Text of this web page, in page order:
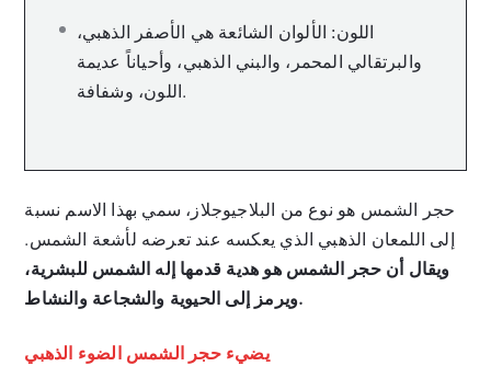
اللون: الألوان الشائعة هي الأصفر الذهبي،
والبرتقالي المحمر، والبني الذهبي، وأحياناً عديمة
اللون، وشفافة.
حجر الشمس هو نوع من البلاجيوجلاز، سمي بهذا الاسم نسبة
إلى اللمعان الذهبي الذي يعكسه عند تعرضه لأشعة الشمس.
ويقال أن حجر الشمس هو هدية قدمها إله الشمس للبشرية،
ويرمز إلى الحيوية والشجاعة والنشاط.
يضيء حجر الشمس الضوء الذهبي